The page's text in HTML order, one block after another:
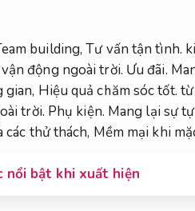
building,Tư vấn tận tình.
động ngoài trời. Ưu đãi.
gian, Hiệu quả chăm sóc tốt.
trời. Phụ kiện. Mang lại sự
thử thách, Mềm mại khi
nổi bật khi xuất hiện